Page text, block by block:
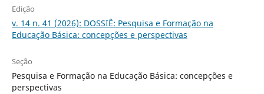
Edição
v. 14 n. 41 (2026): DOSSIÊ: Pesquisa e Formação na
Educação Básica: concepções e perspectivas
Seção
Pesquisa e Formação na Educação Básica: concepções e
perspectivas